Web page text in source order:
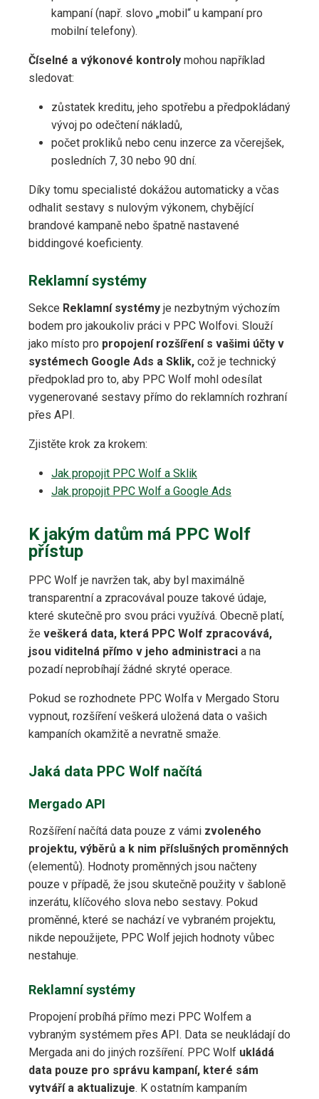
kampaní (např. slovo „mobil“ u kampaní pro
mobilní telefony).
Číselné a výkonové kontroly mohou například
sledovat:
zůstatek kreditu, jeho spotřebu a předpokládaný
vývoj po odečtení nákladů,
počet prokliků nebo cenu inzerce za včerejšek,
posledních 7, 30 nebo 90 dní.
Díky tomu specialisté dokážou automaticky a včas
odhalit sestavy s nulovým výkonem, chybějící
brandové kampaně nebo špatně nastavené
biddingové koeficienty.
Reklamní systémy
Sekce Reklamní systémy je nezbytným výchozím
bodem pro jakoukoliv práci v PPC Wolfovi. Slouží
jako místo pro propojení rozšíření s vašimi účty v
systémech Google Ads a Sklik, což je technický
předpoklad pro to, aby PPC Wolf mohl odesílat
vygenerované sestavy přímo do reklamních rozhraní
přes API.
Zjistěte krok za krokem:
Jak propojit PPC Wolf a Sklik
Jak propojit PPC Wolf a Google Ads
K jakým datům má PPC Wolf
přístup
PPC Wolf je navržen tak, aby byl maximálně
transparentní a zpracovával pouze takové údaje,
které skutečně pro svou práci využívá. Obecně platí,
že veškerá data, která PPC Wolf zpracovává,
jsou viditelná přímo v jeho administraci a na
pozadí neprobíhají žádné skryté operace.
Pokud se rozhodnete PPC Wolfa v Mergado Storu
vypnout, rozšíření veškerá uložená data o vašich
kampaních okamžitě a nevratně smaže.
Jaká data PPC Wolf načítá
Mergado API
Rozšíření načítá data pouze z vámi zvoleného
projektu, výběrů a k nim příslušných proměnných
(elementů). Hodnoty proměnných jsou načteny
pouze v případě, že jsou skutečně použity v šabloně
inzerátu, klíčového slova nebo sestavy. Pokud
proměnné, které se nachází ve vybraném projektu,
nikde nepoužijete, PPC Wolf jejich hodnoty vůbec
nestahuje.
Reklamní systémy
Propojení probíhá přímo mezi PPC Wolfem a
vybraným systémem přes API. Data se neukládají do
Mergada ani do jiných rozšíření. PPC Wolf ukládá
data pouze pro správu kampaní, které sám
vytváří a aktualizuje. K ostatním kampaním